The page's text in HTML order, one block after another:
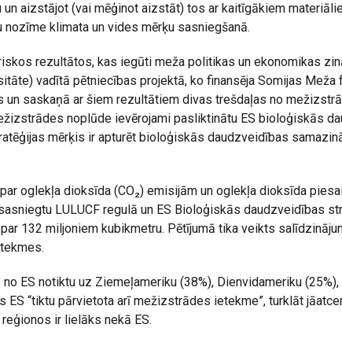
aizstājot (vai mēģinot aizstāt) tos ar kaitīgākiem
klimata un vides mērķu sasniegšanā.
rezultātos, kas iegūti meža politikas un ekonomikas
vadītā pētniecības projektā, ko finansēja Somijas
saskaņā ar šiem rezultātiem divas trešdaļas no
noplūde ievērojami pasliktinātu ES bioloģiskās
mērķis ir apturēt bioloģiskās daudzveidības
oglekļa dioksīda (CO₂) emisijām un oglekļa dioksīda
LULUCF regulā un ES Bioloģiskās daudzveidības
132 miljoniem kubikmetru. Pētījumā tika veikts
ES notiktu uz Ziemeļameriku (38%), Dienvidameriku
ES “tiktu pārvietota arī mežizstrādes ietekme”, turklāt
ir lielāks nekā ES.